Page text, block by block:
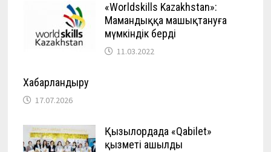
«Worldskills Kazakhstan»:
Мамандыққа машықтануға
мүмкіндік берді
11.03.2022
Хабарландыру
17.07.2026
Қызылордада «Qabilet»
қызметі ашылды